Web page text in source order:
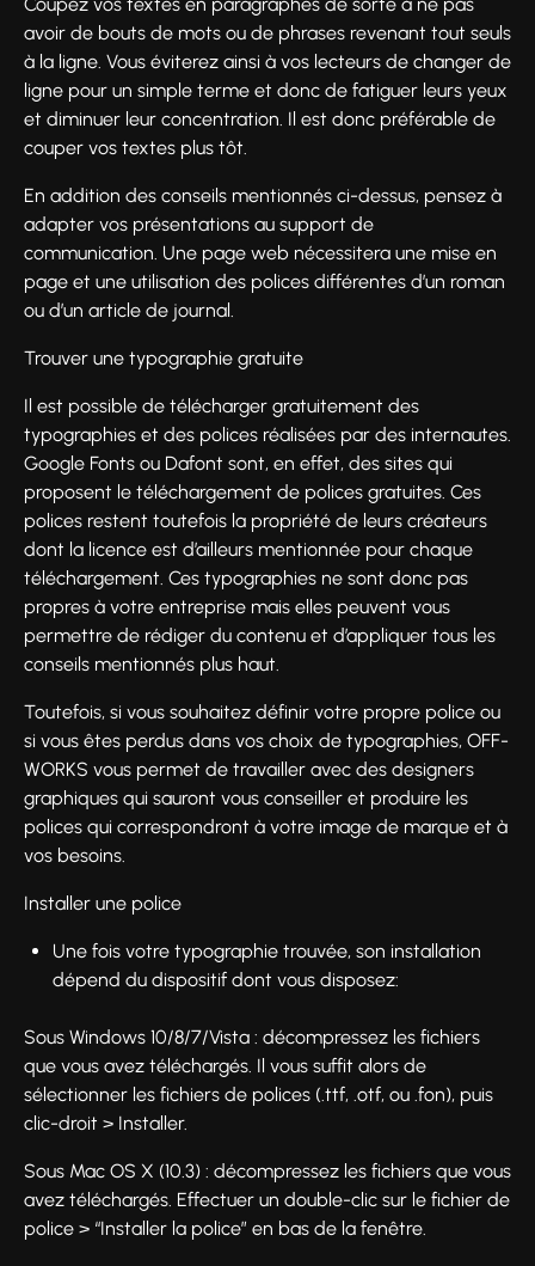
avoir de bouts de mots ou de phrases revenant tout seuls
à la ligne. Vous éviterez ainsi à vos lecteurs de changer de
ligne pour un simple terme et donc de fatiguer leurs yeux
et diminuer leur concentration. Il est donc préférable de
couper vos textes plus tôt.
En addition des conseils mentionnés ci-dessus, pensez à
adapter vos présentations au support de
communication. Une page web nécessitera une mise en
page et une utilisation des polices différentes d’un roman
ou d’un article de journal.
Trouver une typographie gratuite
Il est possible de télécharger gratuitement des
typographies et des polices réalisées par des internautes.
Google Fonts ou Dafont sont, en effet, des sites qui
proposent le téléchargement de polices gratuites. Ces
polices restent toutefois la propriété de leurs créateurs
dont la licence est d’ailleurs mentionnée pour chaque
téléchargement. Ces typographies ne sont donc pas
propres à votre entreprise mais elles peuvent vous
permettre de rédiger du contenu et d’appliquer tous les
conseils mentionnés plus haut.
Toutefois, si vous souhaitez définir votre propre police ou
si vous êtes perdus dans vos choix de typographies, OFF-
WORKS vous permet de travailler avec des designers
graphiques qui sauront vous conseiller et produire les
polices qui correspondront à votre image de marque et à
vos besoins.
Installer une police
Une fois votre typographie trouvée, son installation
dépend du dispositif dont vous disposez:
Sous Windows 10/8/7/Vista : décompressez les fichiers
que vous avez téléchargés. Il vous suffit alors de
sélectionner les fichiers de polices (.ttf, .otf, ou .fon), puis
clic-droit > Installer.
Sous Mac OS X (10.3) : décompressez les fichiers que vous
avez téléchargés. Effectuer un double-clic sur le fichier de
police > “Installer la police” en bas de la fenêtre.